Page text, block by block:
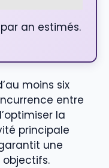
an estimés.
moins six
entre
la
principale
une